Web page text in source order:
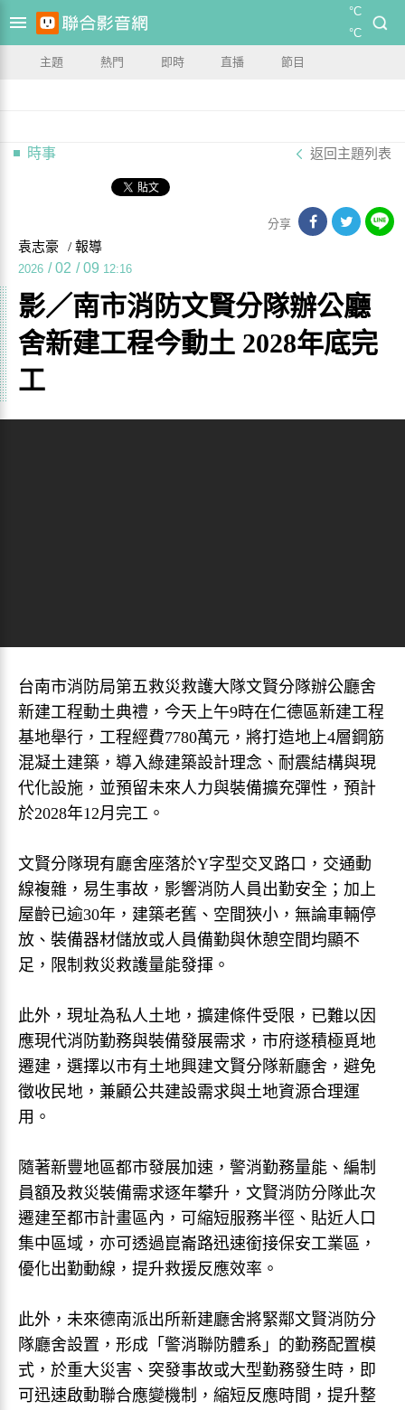
°C
°C
主題 熱門 即時 直播 節目
時事 返回主題列表
分享
袁志豪 / 報導
2026 / 02 / 09 12:16
影／南市消防文賢分隊辦公廳
舍新建工程今動土 2028年底完
工
台南市消防局第五救災救護大隊文賢分隊辦公廳舍
新建工程動土典禮，今天上午9時在仁德區新建工程
基地舉行，工程經費7780萬元，將打造地上4層鋼筋
混凝土建築，導入綠建築設計理念、耐震結構與現
代化設施，並預留未來人力與裝備擴充彈性，預計
於2028年12月完工。
文賢分隊現有廳舍座落於Y字型交叉路口，交通動
線複雜，易生事故，影響消防人員出勤安全；加上
屋齡已逾30年，建築老舊、空間狹小，無論車輛停
放、裝備器材儲放或人員備勤與休憩空間均顯不
足，限制救災救護量能發揮。
此外，現址為私人土地，擴建條件受限，已難以因
應現代消防勤務與裝備發展需求，市府遂積極覓地
遷建，選擇以市有土地興建文賢分隊新廳舍，避免
徵收民地，兼顧公共建設需求與土地資源合理運
用。
隨著新豐地區都市發展加速，警消勤務量能、編制
員額及救災裝備需求逐年攀升，文賢消防分隊此次
遷建至都市計畫區內，可縮短服務半徑、貼近人口
集中區域，亦可透過崑崙路迅速銜接保安工業區，
優化出勤動線，提升救援反應效率。
此外，未來德南派出所新建廳舍將緊鄰文賢消防分
隊廳舍設置，形成「警消聯防體系」的勤務配置模
式，於重大災害、突發事故或大型勤務發生時，即
可迅速啟動聯合應變機制，縮短反應時間，提升整